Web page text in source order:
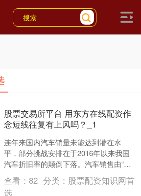
股票交易所平台 用东方在线配资作
念短线往复有上风吗？_1
连年来国内汽车销量未能达到潜在水
平，部分挑战安排在于2016年以来我国
汽车折旧率的颠倒下落。汽车销售由“净
新增需求”和“折旧需求”组成。据CF40商
量测算，潜在....
查看：82 分类： 股票配资知识网首
选